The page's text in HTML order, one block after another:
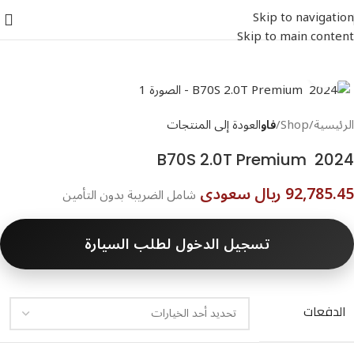
Skip to navigation
Skip to main content
الرئيسية Shopفاوالعودة إلى المنتجات
B70S 2.0T Premium 2024
92,785.45 ريال سعودى شامل الضريبة بدون التأمين
تسجيل الدخول لطلب السيارة
الدفعات